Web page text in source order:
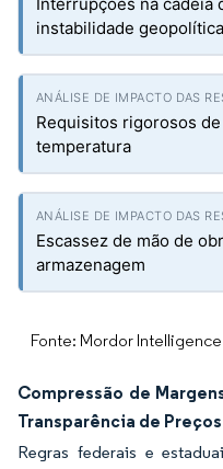
instabilidade geopolítica
Requisitos rigorosos
temperatura
Escassez de mão de
armazenagem
Fonte: Mordor Intelligence
Compressão de
Transparência de Preços
Regras federais e